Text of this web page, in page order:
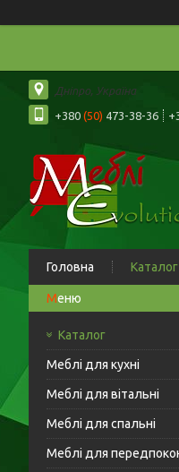
Дніпро, Україна
+380 (50) 473-38-36
Головна Каталог
Каталог
Меблі для кухні
Меблі для вітальні
Меблі для спальні
Меблі для